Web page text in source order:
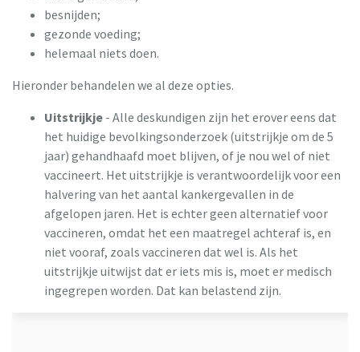
besnijden;
gezonde voeding;
helemaal niets doen.
Hieronder behandelen we al deze opties.
Uitstrijkje - Alle deskundigen zijn het erover eens dat
het huidige bevolkingsonderzoek (uitstrijkje om de 5
jaar) gehandhaafd moet blijven, of je nou wel of niet
vaccineert. Het uitstrijkje is verantwoordelijk voor een
halvering van het aantal kankergevallen in de
afgelopen jaren. Het is echter geen alternatief voor
vaccineren, omdat het een maatregel achteraf is, en
niet vooraf, zoals vaccineren dat wel is. Als het
uitstrijkje uitwijst dat er iets mis is, moet er medisch
ingegrepen worden. Dat kan belastend zijn.